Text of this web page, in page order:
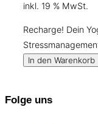
inkl. 19 % MwSt.
Recharge! Dein
In den Warenkorb
Folge uns